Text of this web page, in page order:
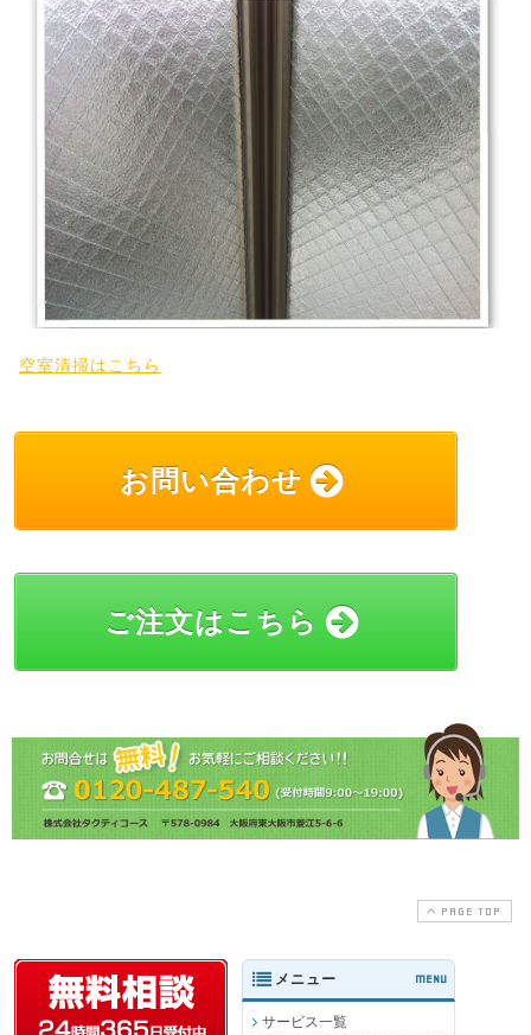
空室清掃はこちら
お問い合わせ
ご注文はこちら
PAGE TOP
メニュー MENU
サービス一覧